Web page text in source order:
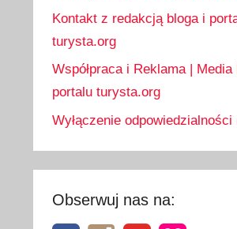
Kontakt z redakcją bloga i
turysta.org
Współpraca i Reklama | Media
portalu turysta.org
Wyłączenie
Obserwuj nas na: